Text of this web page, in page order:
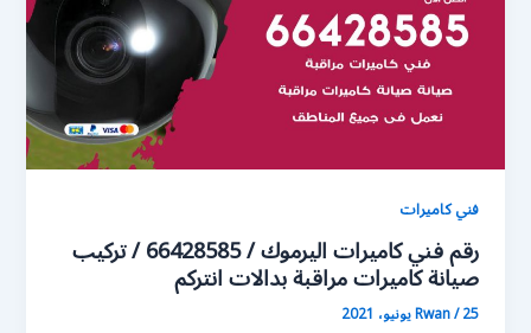
فني كاميرات
رقم فني كاميرات اليرموك / 66428585 / تركيب
صيانة كاميرات مراقبة بدالات انتركم
Rwan/25 يونيو، 2021